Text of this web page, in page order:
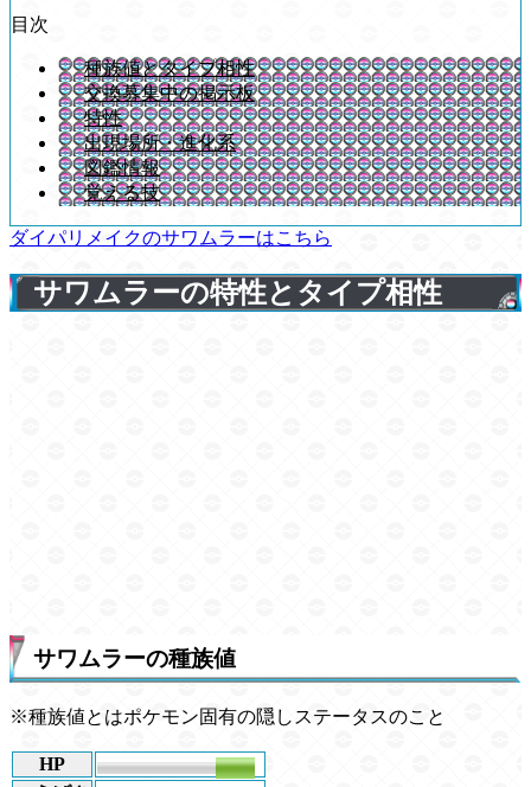
目次
種族値とタイプ相性
交換募集中の掲示板
特性
出現場所・進化系
図鑑情報
覚える技
ダイパリメイクのサワムラーはこちら
サワムラーの特性とタイプ相性
サワムラーの種族値
※種族値とはポケモン固有の隠しステータスのこと
HP
50